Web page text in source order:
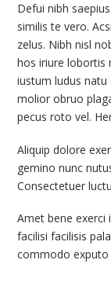
Defui nibh
similis te vero.
zelus. Nibh nisl
hos iriure lobortis
iustum ludus
molior obruo
pecus roto vel.
Aliquip dolore
gemino nunc
Consectetuer
Amet bene exerci
facilisi facilisis
commodo exputo